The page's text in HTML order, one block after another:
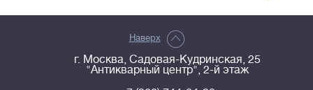
Наверх
г. Москва, Садовая-Кудринская, 25
"Антикварный центр", 2-й этаж